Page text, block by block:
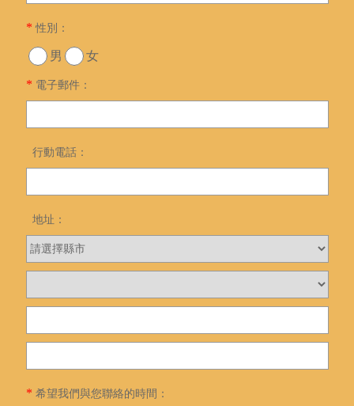
* 性別：
男 女
* 電子郵件：
行動電話：
地址：
* 希望我們與您聯絡的時間：